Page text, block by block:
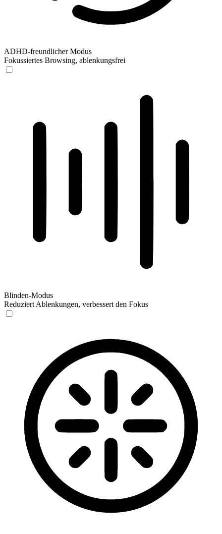
ADHD-freundlicher Modus
Fokussiertes Browsing, ablenkungsfrei
Blinden-Modus
Reduziert Ablenkungen, verbessert den Fokus